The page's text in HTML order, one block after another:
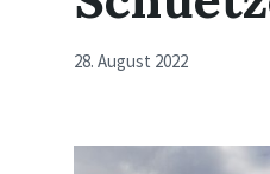
28. August 2022